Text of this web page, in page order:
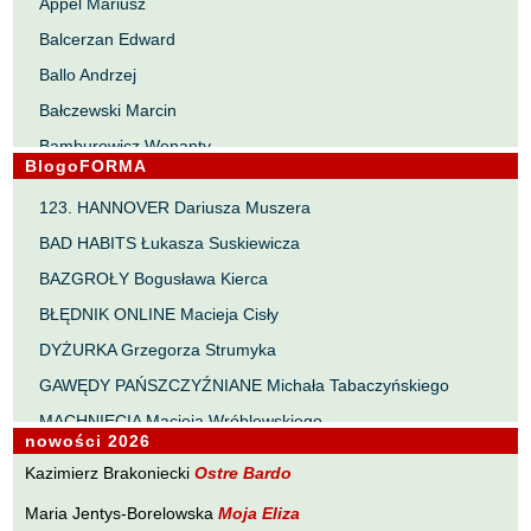
Balcerzan Edward
Ballo Andrzej
Bałczewski Marcin
Bamburowicz Wenanty
Bawołek Waldemar
Bereza Henryk
Berezin Kostia
Bielawa Jacek
Biernacka Alina
Bieszczad Maciej
Bigoszewska Maria
Bitner Dariusz
Błahy Jarosław
BlogoFORMA
123. HANNOVER Dariusza Muszera
BAD HABITS Łukasza Suskiewicza
BAZGROŁY Bogusława Kierca
BŁĘDNIK ONLINE Macieja Cisły
DYŻURKA Grzegorza Strumyka
GAWĘDY PAŃSZCZYŹNIANE Michała Tabaczyńskiego
MACHNIĘCIA Macieja Wróblewskiego
MAŁOMIASTECZKOWE ZRYWY Zbigniewa Wojciechowicza
nowości 2026
Kazimierz BrakonieckiOstre Bardo
Maria Jentys-BorelowskaMoja Eliza